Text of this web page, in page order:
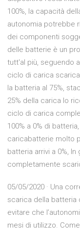
100%, la capacità
autonomia potrebbe
dei componenti
delle batterie è un
tutt'al più, seguendo
ciclo di carica
la batteria al 75%,
25% della carica lo
ciclo di carica
100% a 0% di
caricabatterie molto
batteria arrivi a 0%,
completamente
05/05/2020 · Una
scarica della batteria
evitare che
mesi di utilizzo.